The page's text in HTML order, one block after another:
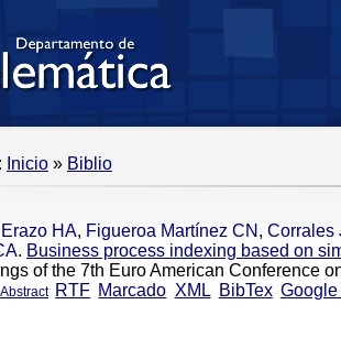
Inicio » Biblio
HA, Figueroa Martínez CN , Corrales
. Business process indexing based on
of the 7th Euro American Conference
Abstract RTF Marcado XML BibTex